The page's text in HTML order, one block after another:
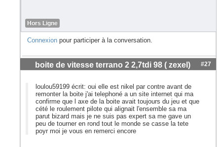
Hors Ligne
Connexion pour participer à la conversation.
boite de vitesse terrano 2 2,7tdi 98 ( zexel) #27
loulou59199 écrit: oui elle est nikel par contre avant de
remonter la boite j'ai telephoné a un site internet qui ma
confirme que l axe de la boite avait toujours du jeu et que
cété le roulement pilote qui alignait l'ensemble sa ma
parut bizard mais je ne suis pas expert sa me gave un
peu de tourner en rond tout le monde se casse la tete
poyr moi je vous en remerci encore